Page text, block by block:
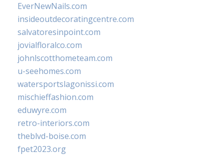
EverNewNails.com
insideoutdecoratingcentre.com
salvatoresinpoint.com
jovialfloralco.com
johnlscotthometeam.com
u-seehomes.com
watersportslagonissi.com
mischieffashion.com
eduwyre.com
retro-interiors.com
theblvd-boise.com
fpet2023.org